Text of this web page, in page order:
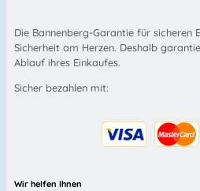
Die Bannenberg-Garantie für sicheren
Sicherheit am Herzen. Deshalb
Ablauf ihres Einkaufes.
Sicher bezahlen mit:
Wir helfen Ihnen